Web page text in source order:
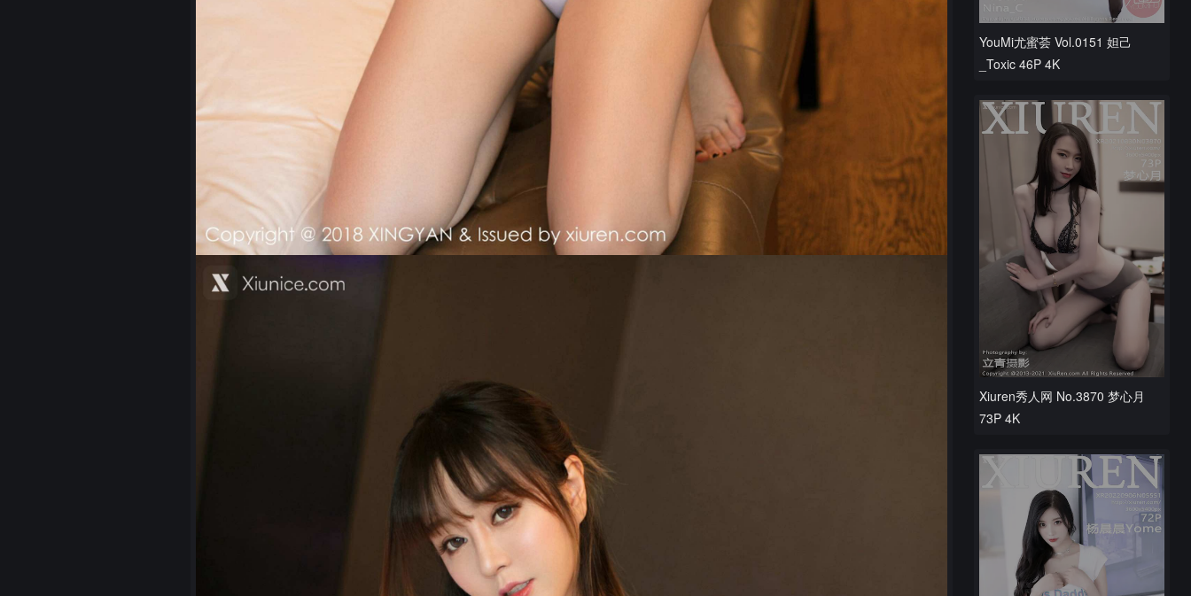
YouMi尤蜜荟 Vol.0151 妲己
_Toxic 46P 4K
Xiuren秀人网 No.3870 梦心月
73P 4K